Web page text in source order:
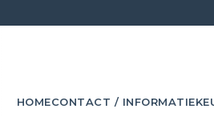
HOMECONTACT / INFORMATIE